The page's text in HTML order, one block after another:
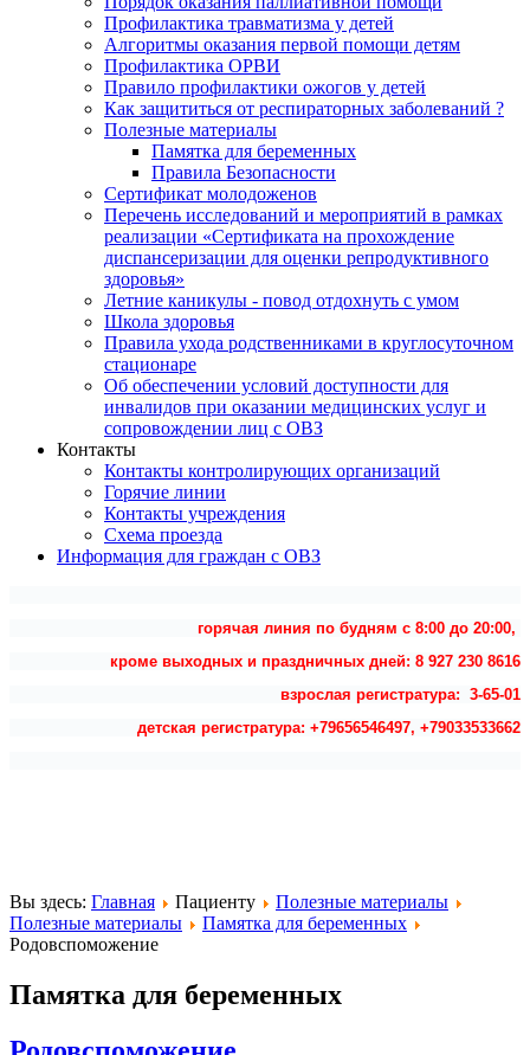
Профилактика травматизма у детей
Алгоритмы оказания первой помощи детям
Профилактика ОРВИ
Правило профилактики ожогов у детей
Как защититься от респираторных заболеваний ?
Полезные материалы
Памятка для беременных
Правила Безопасности
Сертификат молодоженов
Перечень исследований и мероприятий в рамках
реализации «Сертификата на прохождение
диспансеризации для оценки репродуктивного
здоровья»
Летние каникулы - повод отдохнуть с умом
Школа здоровья
Правила ухода родственниками в круглосуточном
стационаре
Об обеспечении условий доступности для
инвалидов при оказании медицинских услуг и
сопровождении лиц с ОВЗ
Контакты
Контакты контролирующих организаций
Горячие линии
Контакты учреждения
Схема проезда
Информация для граждан с ОВЗ
горячая линия по будням с 8:00 до 20:00,
кроме выходных и праздничных дней: 8 927 230 8616
взрослая регистратура: 3-65-01
детская регистратура: +79656546497, +79033533662
Вы здесь: Главная Пациенту
Полезные материалы
Полезные материалы
Памятка для беременных
Родовспоможение
Памятка для беременных